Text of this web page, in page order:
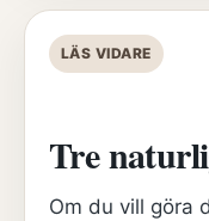
LÄS VIDARE
Tre
Om du vill göra